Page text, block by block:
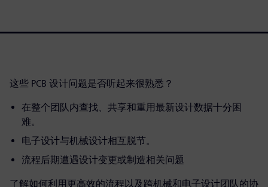
这些 PCB 设计问题是否听起来很熟悉？
在整个团队内查找、共享和重用最新设计数据十分困
难。
电子设计与机械设计相互脱节。
流程后期遭遇设计变更或制造相关问题
了解如何利用更高效的流程以及跨机械和电子设计团队的协